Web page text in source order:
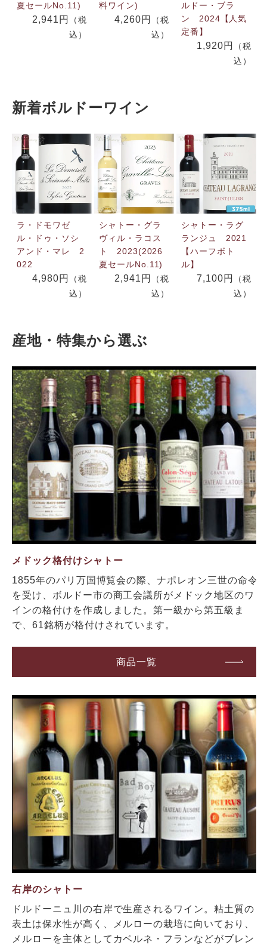
夏セールNo.11)
2,941円
（税
込）
料ワイン)
4,260円
（税
込）
ルドー・ブラ
ン 2024【人気
定番】
1,920円
（税
込）
新着ボルドーワイン
ラ・ドモワゼ
ル・ドゥ・ソシ
アンド・マレ 2
022
4,980円
（税
込）
シャトー・グラ
ヴィル・ラコス
ト 2023(2026
夏セールNo.11)
2,941円
（税
込）
シャトー・ラグ
ランジュ 2021
【ハーフボト
ル】
7,100円
（税
込）
産地・特集から選ぶ
メドック格付けシャトー
1855年のパリ万国博覧会の際、ナポレオン三世の命令
を受け、ボルドー市の商工会議所がメドック地区のワ
インの格付けを作成しました。第一級から第五級ま
で、61銘柄が格付けされています。
商品一覧
右岸のシャトー
ドルドーニュ川の右岸で生産されるワイン。粘土質の
表土は保水性が高く、メルローの栽培に向いており、
メルローを主体としてカベルネ・フランなどがブレン